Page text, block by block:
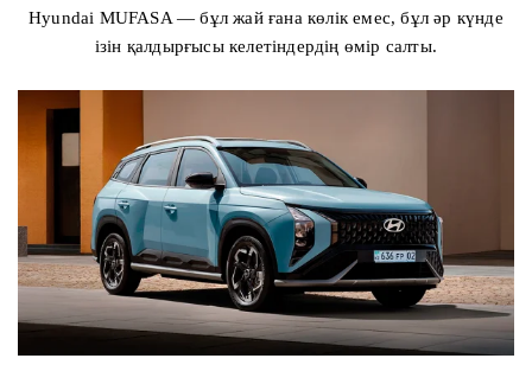
Hyundai MUFASA — бұл жай ғана көлік емес, бұл әр күнде
ізін қалдырғысы келетіндердің өмір салты.